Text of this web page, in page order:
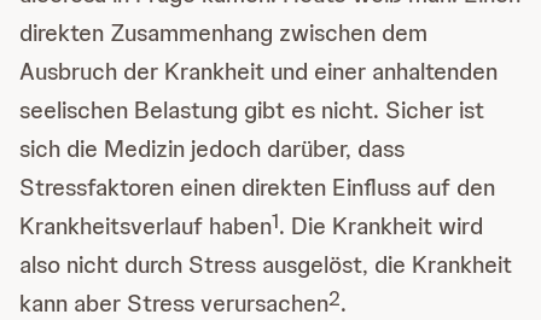
direkten Zusammenhang zwischen dem
Ausbruch der Krankheit und einer anhaltenden
seelischen Belastung gibt es nicht. Sicher ist
sich die Medizin jedoch darüber, dass
Stressfaktoren einen direkten Einfluss auf den
Krankheitsverlauf haben1. Die Krankheit wird
also nicht durch Stress ausgelöst, die Krankheit
kann aber Stress verursachen2.